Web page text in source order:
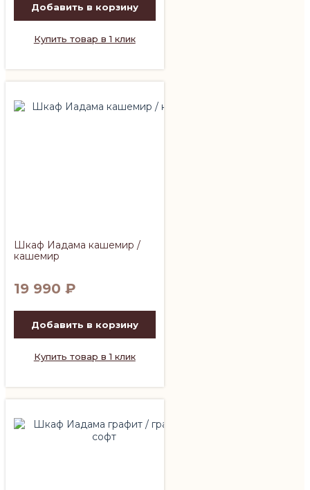
Добавить в корзину
Купить товар в 1 клик
Шкаф Иадама кашемир /
кашемир
19 990 ₽
Добавить в корзину
Купить товар в 1 клик